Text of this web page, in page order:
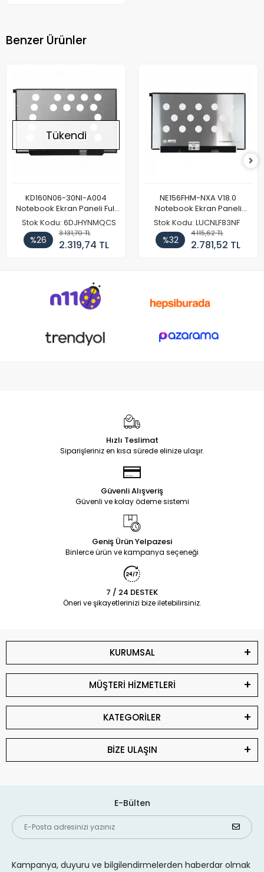
Benzer Ürünler
Tükendi
KD160N06-30NI-A004
Notebook Ekran Paneli Full
HD
Stok Kodu: 6DJHYNMQCS
%26
3.131,70 TL
2.319,74 TL
NE156FHM-NXA V18.0
Notebook Ekran Paneli
144Hz
Stok Kodu: LUCNLF83NF
%32
4.115,62 TL
2.781,52 TL
Hızlı Teslimat
Siparişleriniz en kısa sürede elinize ulaşır.
Güvenli Alışveriş
Güvenli ve kolay ödeme sistemi
Geniş Ürün Yelpazesi
Binlerce ürün ve kampanya seçeneği
7 / 24 DESTEK
Öneri ve şikayetlerinizi bize iletebilirsiniz.
KURUMSAL
MÜŞTERİ HİZMETLERİ
KATEGORİLER
BİZE ULAŞIN
E-Bülten
Kampanya, duyuru ve bilgilendirmelerden haberdar olmak